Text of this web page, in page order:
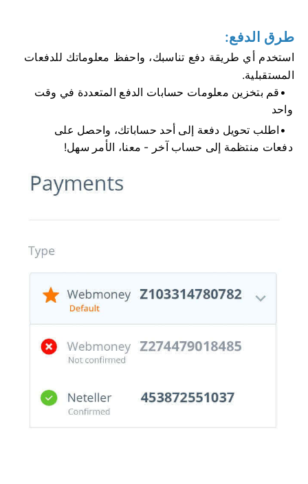
طرق الدفع:
استخدم أي طريقة دفع تناسبك، واحفظ معلوماتك للدفعات
المستقبلية.
قم بتخزين معلومات حسابات الدفع المتعددة في وقت
واحد
اطلب تحويل دفعة إلى أحد حساباتك، واحصل على
دفعات منتظمة إلى حساب آخر - معنا، الأمر سهل!